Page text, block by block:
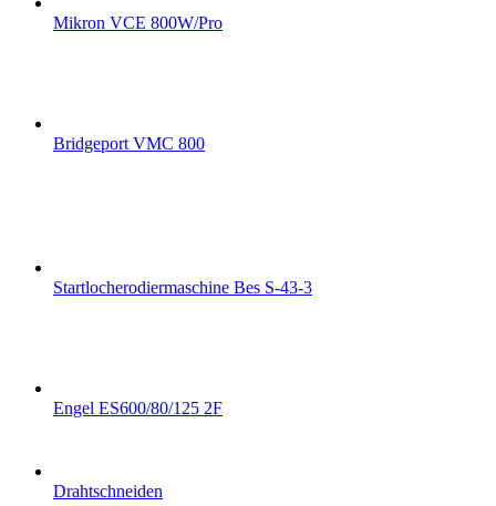
Mikron VCE 800W/Pro
Bridgeport VMC 800
Startlocherodiermaschine Bes S-43-3
Engel ES600/80/125 2F
Drahtschneiden